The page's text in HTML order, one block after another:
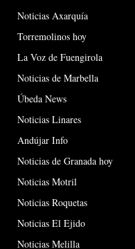
Noticias Axarquía
Torremolinos hoy
La Voz de Fuengirola
Noticias de Marbella
Úbeda News
Noticias Linares
Andújar Info
Noticias de Granada hoy
Noticias Motril
Noticias Roquetas
Noticias El Ejido
Noticias Melilla